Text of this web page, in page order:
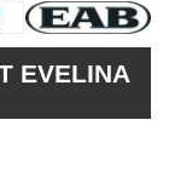
EVELINA